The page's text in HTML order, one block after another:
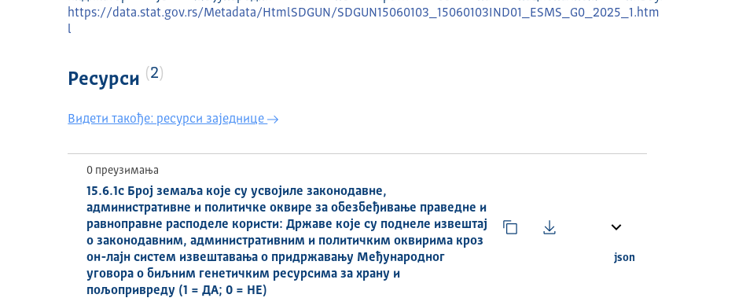
https://data.stat.gov.rs/Metadata/HtmlSDGUN/SDGUN15060103_15060103IND01_ESMS_G0_2025_1.htm
l
Ресурси 2
Видети такође: ресурси заједнице
0 преузимања
15.6.1c Број земаља које су усвојиле законодавне,
административне и политичке оквире за обезбеђивање праведне и
равноправне расподеле користи: Државе које су поднеле извештај
о законодавним, административним и политичким оквирима кроз
он-лајн систем извештавања о придржавању Међународног
уговора о биљним генетичким ресурсима за храну и
пољопривреду (1 = ДА; 0 = НЕ)
json